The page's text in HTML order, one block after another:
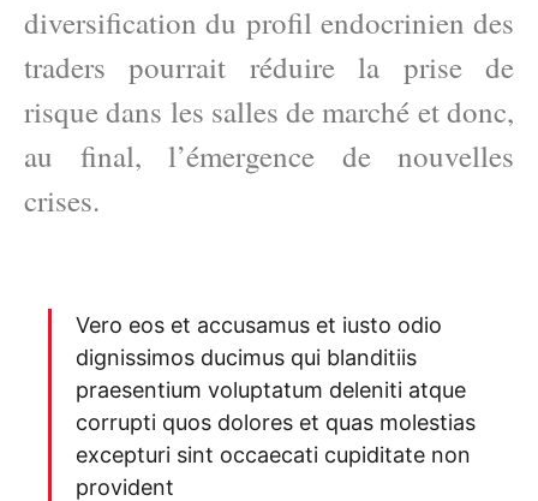
diversification du profil endocrinien des
traders pourrait réduire la prise de
risque dans les salles de marché et donc,
au final, l’émergence de nouvelles
crises.
Vero eos et accusamus et iusto odio
dignissimos ducimus qui blanditiis
praesentium voluptatum deleniti atque
corrupti quos dolores et quas molestias
excepturi sint occaecati cupiditate non
provident